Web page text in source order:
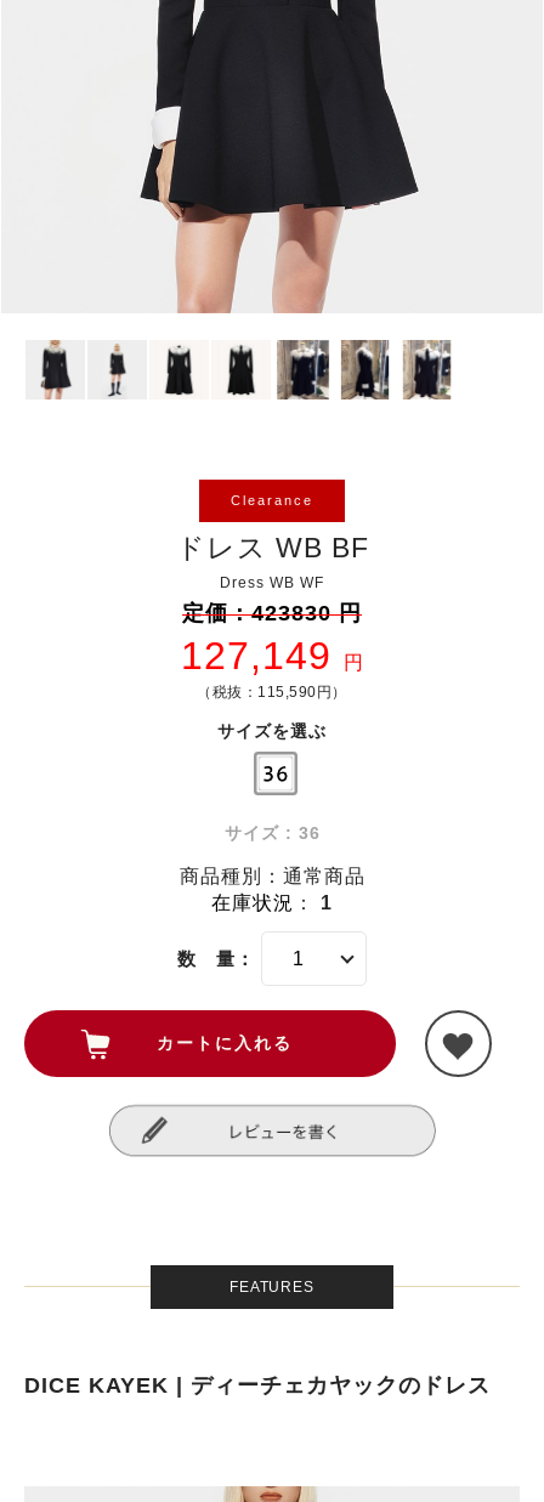
Clearance
ドレス WB BF
Dress WB WF
定価：423830 円
127,149 円
（税抜：115,590円）
サイズを選ぶ
サイズ : 36
商品種別：通常商品
在庫状況 ： 1
数 量：
FEATURES
DICE KAYEK | ディーチェカヤックのドレス